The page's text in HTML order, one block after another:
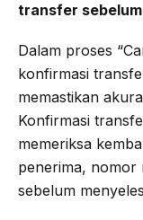
transfer
Dalam proses
konfirmasi
memastikan
Konfirmasi
memeriksa
penerima, nomor
sebelum